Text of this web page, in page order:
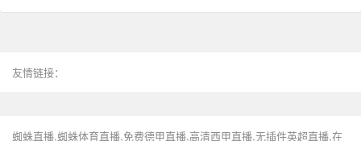
友情链接：
蜘蛛直播,蜘蛛体育直播,免费德甲直播,高清西甲直播,无插件英超直播,在